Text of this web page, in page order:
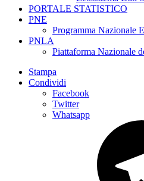
PORTALE STATISTICO
PNE
Programma Nazionale
PNLA
Piattaforma Nazionale
Stampa
Condividi
Facebook
Twitter
Whatsapp